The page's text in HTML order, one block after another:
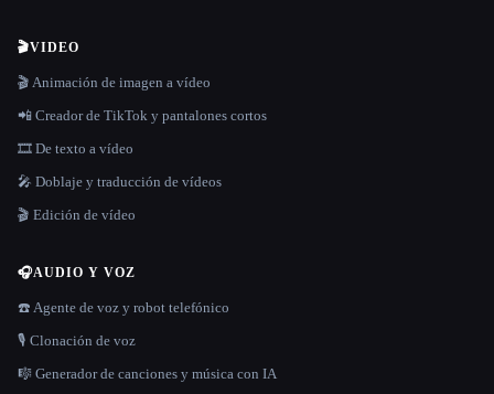
🎬VIDEO
🎬 Animación de imagen a vídeo
📲 Creador de TikTok y pantalones cortos
🎞️ De texto a vídeo
🎤 Doblaje y traducción de vídeos
🎬 Edición de vídeo
🎧AUDIO Y VOZ
☎️ Agente de voz y robot telefónico
🎙️ Clonación de voz
🎼 Generador de canciones y música con IA